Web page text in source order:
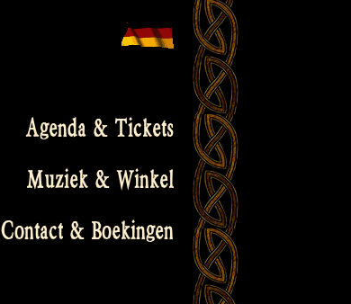
Agenda & Tickets
Muziek & Winkel
Contact & Boekingen